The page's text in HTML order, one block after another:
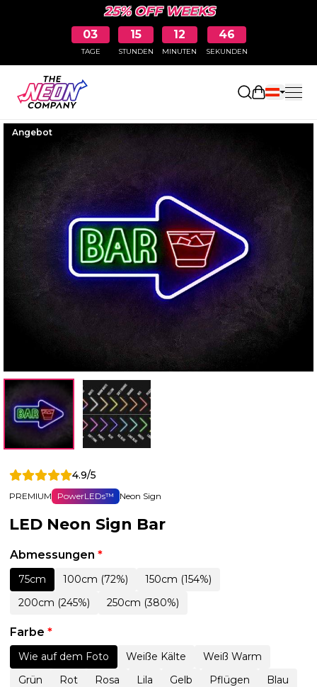
25% OFF WEEKS
03
TAGE
15
STUNDEN
12
MINUTEN
45
SEKUNDEN
Angebot
4.9/5
PREMIUM PowerLEDs™ Neon Sign
LED Neon Sign Bar
Abmessungen *
75cm 100cm (72%)
150cm (154%)
200cm (245%)
250cm (380%)
Farbe *
Wie auf dem Foto Weiße Kälte
Weiß Warm
Grün
Rot Rosa Lila Gelb Pflügen
Blau